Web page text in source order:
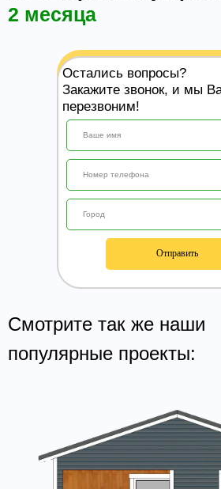
Отправить
Остались вопросы?
Закажите звонок, и мы
перезвоним!
2 месяца
Смотрите так же наши
популярные проекты: